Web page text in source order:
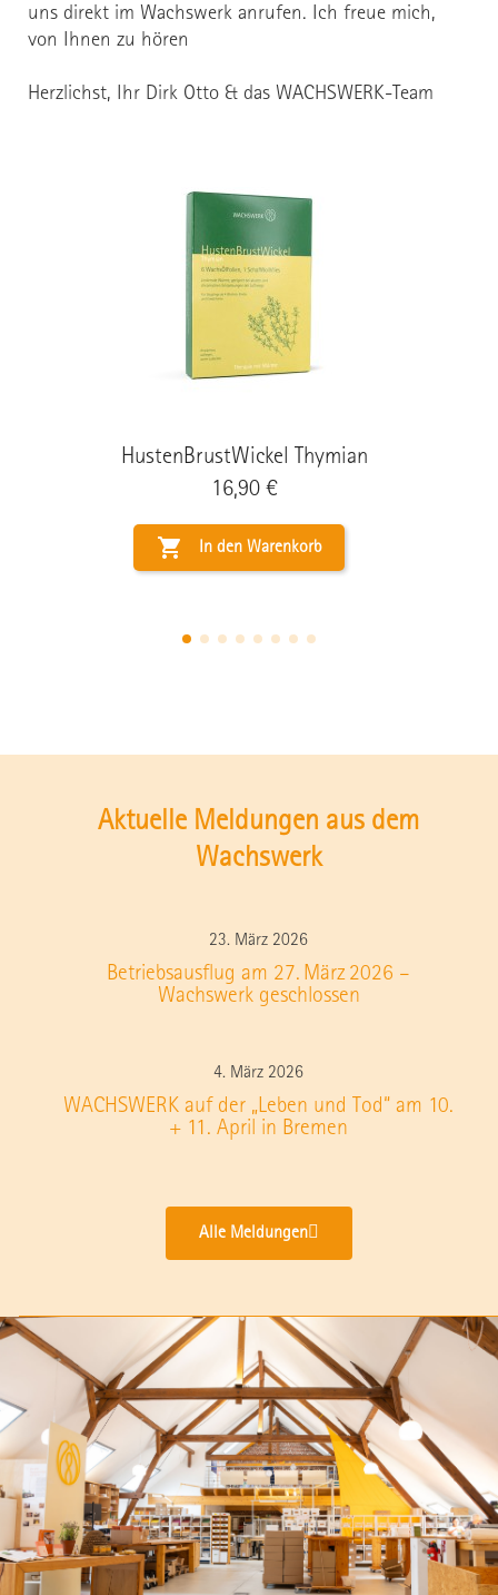
uns direkt im Wachswerk anrufen. Ich freue mich,
von Ihnen zu hören
Herzlichst, Ihr Dirk Otto & das WACHSWERK-Team
HustenBrustWickel Thymian
Preis
16,90 €
 In den Warenkorb
Aktuelle Meldungen aus dem
Wachswerk
23. März 2026
Betriebsausflug am 27. März 2026 –
Wachswerk geschlossen​
4. März 2026
WACHSWERK auf der „Leben und Tod“ am 10.
+ 11. April in Bremen
Alle Meldungen